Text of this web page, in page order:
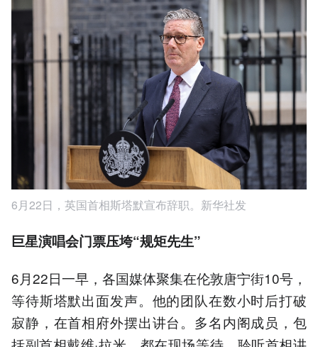
6月22日，英国首相斯塔默宣布辞职。新华社发
巨星演唱会门票压垮“规矩先生”
6月22日一早，各国媒体聚集在伦敦唐宁街10号，
等待斯塔默出面发声。他的团队在数小时后打破
寂静，在首相府外摆出讲台。多名内阁成员，包